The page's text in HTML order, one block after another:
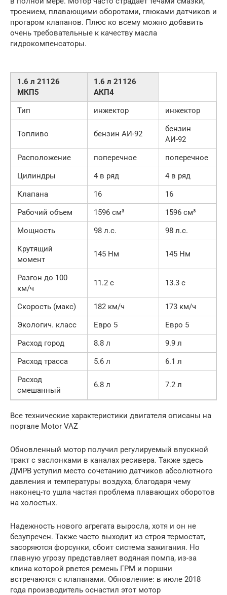
троением, плавающими оборотами, глюками датчиков и
прогаром клапанов. Плюс ко всему можно добавить
очень требовательные к качеству масла
гидрокомпенсаторы.
1.6 л 21126
МКП5
1.6 л 21126
АКП4
Тип
инжектор инжектор
Топливо бензин АИ-92
бензин
АИ-92
Расположение
поперечное
поперечное
Цилиндры
4 в ряд
4 в ряд
Клапана
16
16
Рабочий объем
1596 см³
1596 см³
Мощность
98 л.с.
98 л.с.
Крутящий
момент
145 Нм 145 Нм
Разгон до 100
км/ч
11.2 с 13.3 с
Скорость (макс) 182 км/ч
173 км/ч
Экологич. класс
Евро 5
Евро 5
Расход город
8.8 л
9.9 л
Расход трасса
5.6 л
6.1 л
Расход
смешанный
6.8 л 7.2 л
Все технические характеристики двигателя описаны на
портале Motor VAZ
Обновленный мотор получил регулируемый впускной
тракт с заслонками в каналах ресивера. Также здесь
ДМРВ уступил место сочетанию датчиков абсолютного
давления и температуры воздуха, благодаря чему
наконец-то ушла частая проблема плавающих оборотов
на холостых.
Надежность нового агрегата выросла, хотя и он не
безупречен. Также часто выходит из строя термостат,
засоряются форсунки, сбоит система зажигания. Но
главную угрозу представляет водяная помпа, из-за
клина которой рвется ремень ГРМ и поршни
встречаются с клапанами. Обновление: в июле 2018
года производитель оснастил этот мотор